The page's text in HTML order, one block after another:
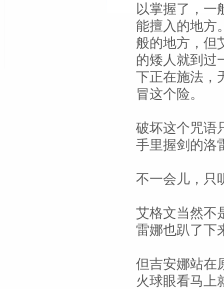
以掌握了，一
能擅入的地方
般的地方，但
的矮人就到过
下正在施法，
冒这个险。
破坏这个咒语
手里握剑的洛
不一会儿，只
艾格文当然不
雷娜也趴了下
但吉安娜站在
火球眼看马上